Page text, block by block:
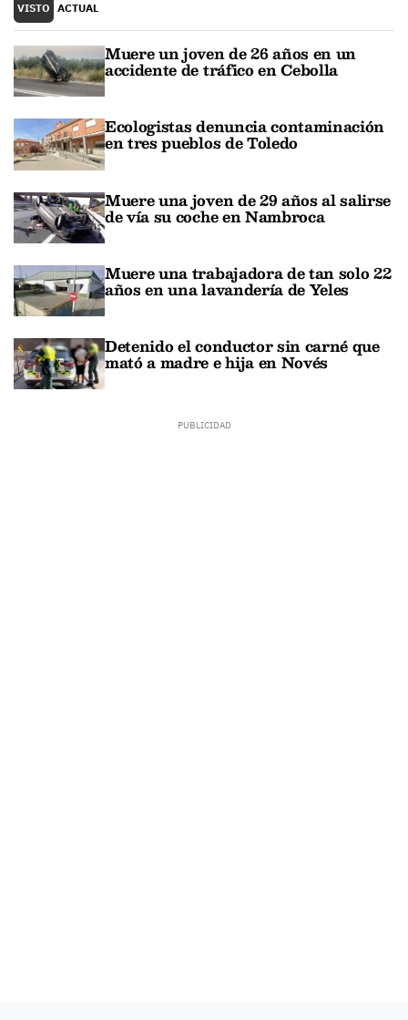
VISTO ACTUAL
Muere un joven de 26 años en un
accidente de tráfico en Cebolla
Ecologistas denuncia contaminación
en tres pueblos de Toledo
Muere una joven de 29 años al salirse
de vía su coche en Nambroca
Muere una trabajadora de tan solo 22
años en una lavandería de Yeles
Detenido el conductor sin carné que
mató a madre e hija en Novés